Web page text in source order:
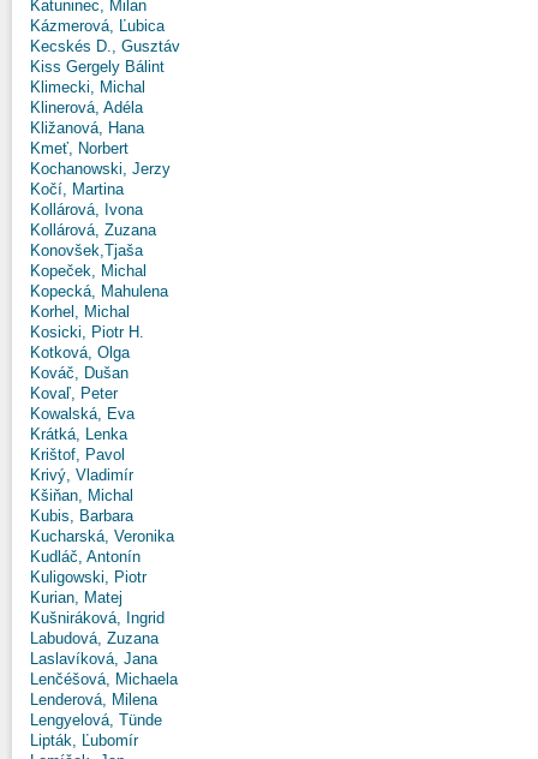
Katuninec, Milan
Kázmerová, Ľubica
Kecskés D., Gusztáv
Kiss Gergely Bálint
Klimecki, Michal
Klinerová, Adéla
Kližanová, Hana
Kmeť, Norbert
Kochanowski, Jerzy
Kočí, Martina
Kollárová, Ivona
Kollárová, Zuzana
Konovšek,Tjaša
Kopeček, Michal
Kopecká, Mahulena
Korhel, Michal
Kosicki, Piotr H.
Kotková, Olga
Kováč, Dušan
Kovaľ, Peter
Kowalská, Eva
Krátká, Lenka
Krištof, Pavol
Krivý, Vladimír
Kšiňan, Michal
Kubis, Barbara
Kucharská, Veronika
Kudláč, Antonín
Kuligowski, Piotr
Kurian, Matej
Kušniráková, Ingrid
Labudová, Zuzana
Laslavíková, Jana
Lenčéšová, Michaela
Lenderová, Milena
Lengyelová, Tünde
Lipták, Ľubomír